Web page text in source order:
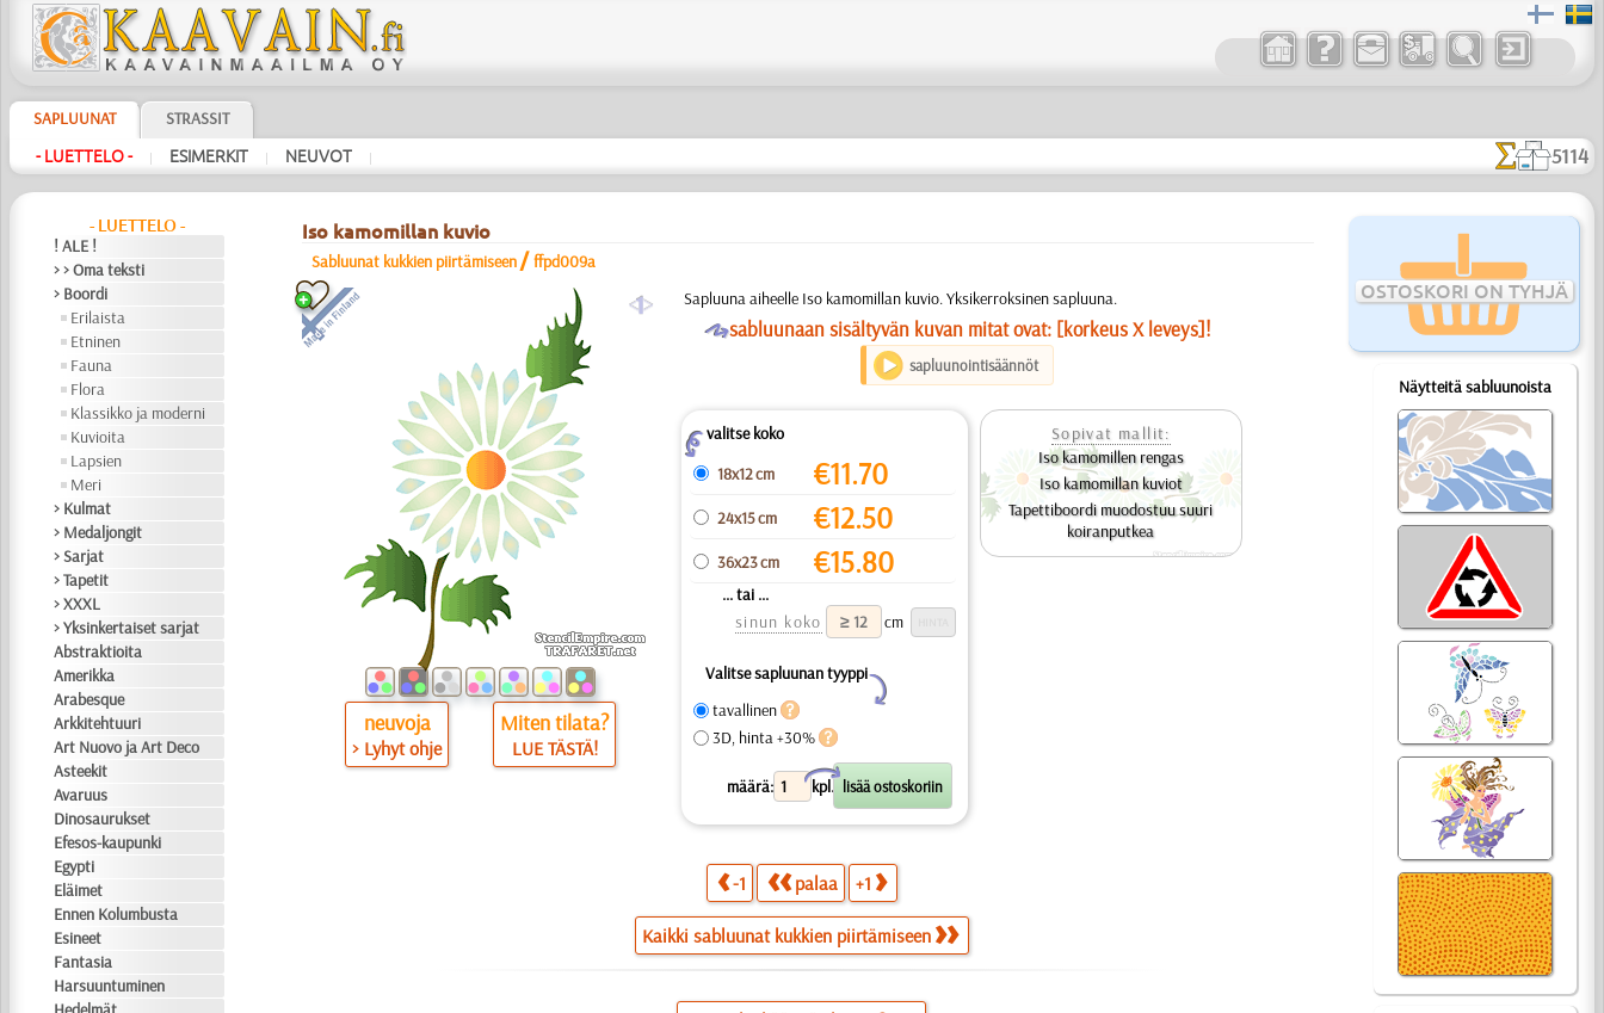
SAPLUUNAT STRASSIT
- LUETTELO - | ESIMERKIT | NEUVOT | 5114
- LUETTELO -
! ALE !
> > Oma teksti
> Boordi
Erilaista
Etninen
Fauna
Flora
Klassikko ja moderni
Kuvioita
Lapsien
Meri
> Kulmat
> Medaljongit
> Sarjat
> Tapetit
> XXXL
> Yksinkertaiset sarjat
Abstraktioita
Amerikka
Arabesque
Arkkitehtuuri
Art Nuovo ja Art Deco
Asteekit
Avaruus
Dinosaurukset
Efesos-kaupunki
Egypti
Eläimet
Ennen Kolumbusta
Esineet
Fantasia
Harsuuntuminen
OSTOSKORI ON TYHJÄ
Näytteitä sabluunoista
Iso kamomillan kuvio
Sabluunat kukkien piirtämiseen /ffpd009a
a
neuvoja
> Lyhyt ohje
Miten tilata?
LUE TÄSTÄ!
Sapluuna aiheelle Iso kamomillan kuvio. Yksikerroksinen sapluuna.
Osabluunaan sisältyvän kuvan mitat ovat: [korkeus X leveys]!
sapluunointisäännöt
Zvalitse koko
18x12 cm
€11.70
24x15 cm €12.50
36x23 cm €15.80
... tai ...
sinun koko
cm
Valitse sapluunan tyyppi
Y
tavallinen
3D, hinta +30%
määrä: kpl.
X
Sopivat mallit:
Iso kamomillen rengas
Iso kamomillan kuviot
Tapettiboordi muodostuu suuri
koiranputkea
-1 palaa +1
Kaikki sabluunat kukkien piirtämiseen